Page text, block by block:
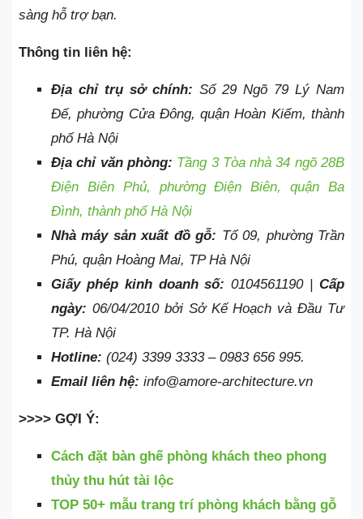
sàng hỗ trợ bạn.
Thông tin liên hệ:
Địa chỉ trụ sở chính: Số 29 Ngõ 79 Lý Nam
Đế, phường Cửa Đông, quận Hoàn Kiếm, thành
phố Hà Nội
Địa chỉ văn phòng: Tầng 3 Tòa nhà 34 ngõ 28B
Điện Biên Phủ, phường Điện Biên, quận Ba
Đình, thành phố Hà Nội
Nhà máy sản xuất đồ gỗ: Tổ 09, phường Trần
Phú, quận Hoàng Mai, TP Hà Nội
Giấy phép kinh doanh số: 0104561190 |Cấp
ngày: 06/04/2010 bởi Sở Kế Hoạch và Đầu Tư
TP. Hà Nội
Hotline: (024) 3399 3333 – 0983 656 995.
Email liên hệ: info@amore-architecture.vn
>>>> GỢI Ý:
Cách đặt bàn ghế phòng khách theo phong
thủy thu hút tài lộc
TOP 50+ mẫu trang trí phòng khách bằng gỗ